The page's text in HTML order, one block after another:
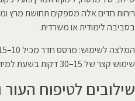
ריחות חדים אלה מספקים תחושת מרץ
בסביבה לימודית או משרדית.
שימוש קצר של 15–30 דקות בשעת למידה עוזר למנוע עייפות ריחית.
שילובים לטיפוח העור